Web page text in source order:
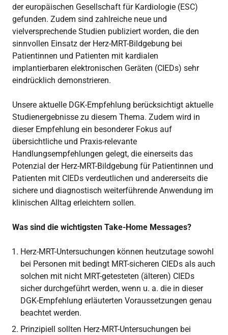
der europäischen Gesellschaft für Kardiologie (ESC)
gefunden. Zudem sind zahlreiche neue und
vielversprechende Studien publiziert worden, die den
sinnvollen Einsatz der Herz-MRT-Bildgebung bei
Patientinnen und Patienten mit kardialen
implantierbaren elektronischen Geräten (CIEDs) sehr
eindrücklich demonstrieren.
Unsere aktuelle DGK-Empfehlung berücksichtigt aktuelle
Studienergebnisse zu diesem Thema. Zudem wird in
dieser Empfehlung ein besonderer Fokus auf
übersichtliche und Praxis-relevante
Handlungsempfehlungen gelegt, die einerseits das
Potenzial der Herz-MRT-Bildgebung für Patientinnen und
Patienten mit CIEDs verdeutlichen und andererseits die
sichere und diagnostisch weiterführende Anwendung im
klinischen Alltag erleichtern sollen.
Was sind die wichtigsten Take-Home Messages?
Herz-MRT-Untersuchungen können heutzutage sowohl
bei Personen mit bedingt MRT-sicheren CIEDs als auch
solchen mit nicht MRT-getesteten (älteren) CIEDs
sicher durchgeführt werden, wenn u. a. die in dieser
DGK-Empfehlung erläuterten Voraussetzungen genau
beachtet werden.
Prinzipiell sollten Herz-MRT-Untersuchungen bei